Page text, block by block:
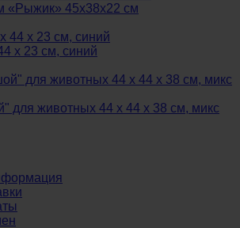
«Рыжик» 45х38х22 см
х 23 см, синий
для животных 44 х 44 х 38 см, микс